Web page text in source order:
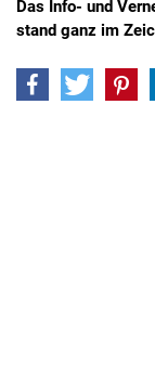
Das Info- und
stand ganz im